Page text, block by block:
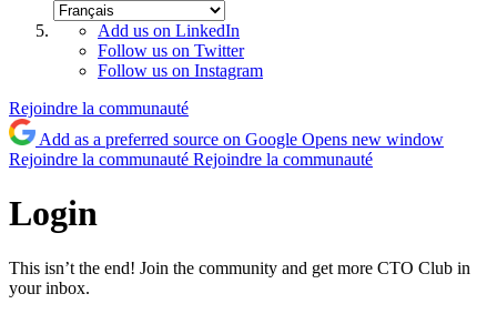
Add us on LinkedIn
Follow us on Twitter
Follow us on Instagram
Rejoindre la communauté
Add as a preferred source on Google Opens new window
Rejoindre la communauté Rejoindre la communauté
Login
This isn’t the end! Join the community and get more CTO Club in
your inbox.